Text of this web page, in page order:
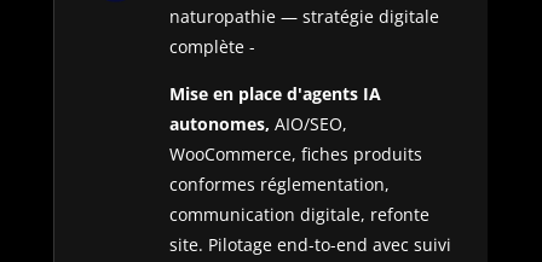
naturopathie — stratégie digitale
complète -
Mise en place d'agents IA
autonomes, AIO/SEO,
WooCommerce, fiches produits
conformes réglementation,
communication digitale, refonte
site. Pilotage end-to-end avec suivi